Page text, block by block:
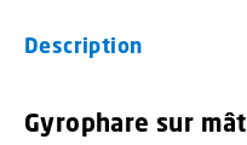
Description
Gyrophare sur